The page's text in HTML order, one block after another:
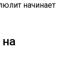
начинает